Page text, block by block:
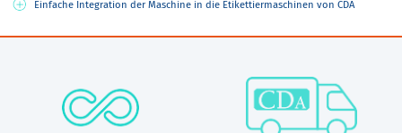
Einfache Integration der Maschine in die Etikettiermaschinen von CDA